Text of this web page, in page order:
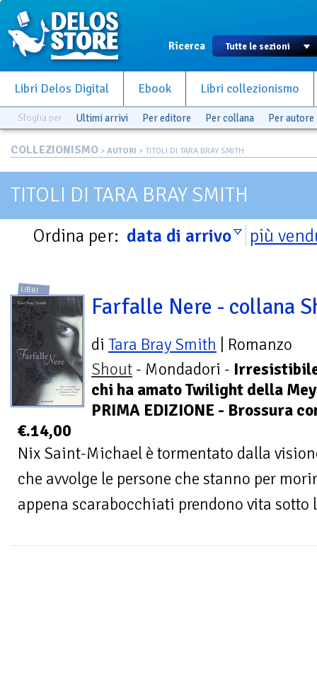
Ricerca
Libri Delos Digital Ebook Libri collezionismo
Sfoglia per Ultimi arrivi Per editore Per collana Per autore
COLLEZIONISMO > AUTORI > TITOLI DI TARA BRAY SMITH
TITOLI DI TARA BRAY SMITH
Ordina per: data di arrivo più
LIBRI
Farfalle Nere - collana
di Tara Bray Smith | Romanzo
Shout - Mondadori -
chi ha amato Twilight della
PRIMA EDIZIONE - Brossura
€.14,00
Nix Saint-Michael è tormentato dalla
che avvolge le persone che stanno per
appena scarabocchiati prendono vita sotto